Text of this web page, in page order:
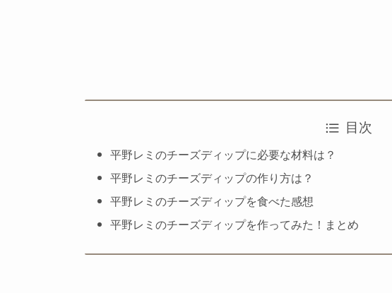
目次
平野レミのチーズディップに必要な材料は？
平野レミのチーズディップの作り方は？
平野レミのチーズディップを食べた感想
平野レミのチーズディップを作ってみた！まとめ